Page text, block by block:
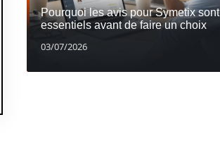
Pourquoi les avis pour Symetix sont
essentiels avant de faire un choix
03/07/2026